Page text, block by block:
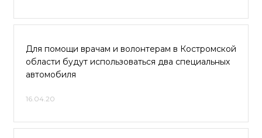
Для помощи врачам и волонтерам в Костромской
области будут использоваться два специальных
автомобиля
16.04.20